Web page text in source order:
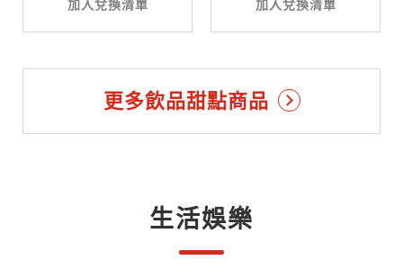
加入兌換清單 加入兌換清單
更多飲品甜點商品
生活娛樂